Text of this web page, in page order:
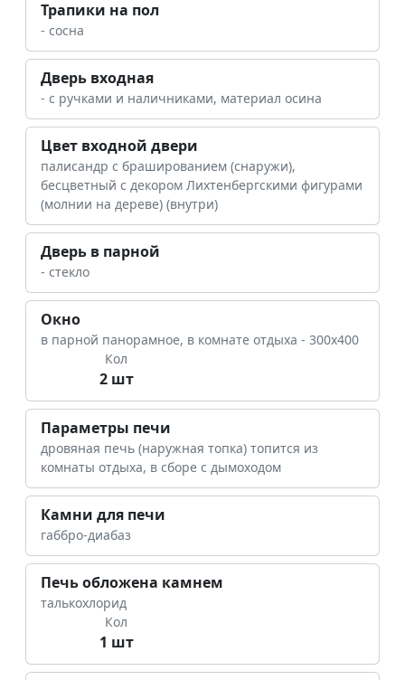
Трапики на пол
- сосна
Дверь входная
- с ручками и наличниками, материал осина
Цвет входной двери
палисандр с брашированием (снаружи),
бесцветный с декором Лихтенбергскими фигурами
(молнии на дереве) (внутри)
Дверь в парной
- стекло
Окно
в парной панорамное, в комнате отдыха - 300х400
Кол
2 шт
Параметры печи
дровяная печь (наружная топка) топится из
комнаты отдыха, в сборе с дымоходом
Камни для печи
габбро-диабаз
Печь обложена камнем
талькохлорид
Кол
1 шт